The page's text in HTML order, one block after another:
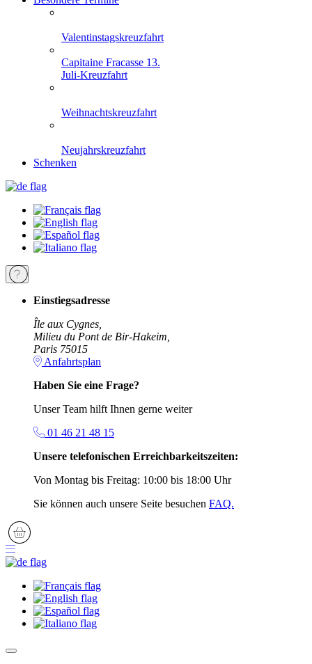
Valentinstagskreuzfahrt
Capitaine Fracasse 13.
Juli-Kreuzfahrt
Weihnachtskreuzfahrt
Neujahrskreuzfahrt
Schenken
Einstiegsadresse
Île aux Cygnes,
Milieu du Pont de Bir-Hakeim,
Paris 75015
Anfahrtsplan
Haben Sie eine Frage?
Unser Team hilft Ihnen gerne weiter
01 46 21 48 15
Unsere telefonischen Erreichbarkeitszeiten:
Von Montag bis Freitag: 10:00 bis 18:00 Uhr
Sie können auch unsere Seite besuchen FAQ.